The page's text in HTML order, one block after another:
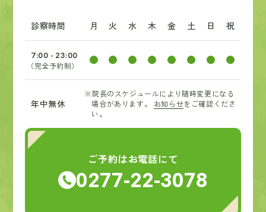
診察時間 月 火 水 木 金 土 日 祝
7:00 - 23:00
（完全予約制）
年中無休
※院長のスケジュールにより随時変更になる
場合があります。 お知らせをご確認くださ
い。
ご予約はお電話にて
0277-22-3078